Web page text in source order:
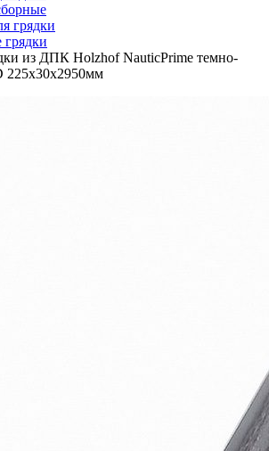
грядки
из ДПК Holzhof NauticPrime темно-
225х30х2950мм